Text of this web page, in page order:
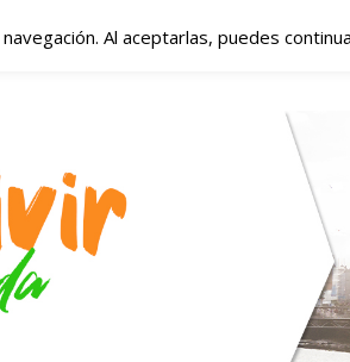
–
en
Irlanda!
Al aceptarlas, puedes